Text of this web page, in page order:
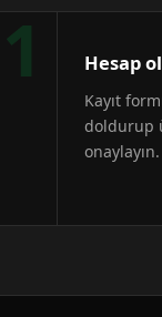
1 Hesap
Kayıt
doldurup
onaylayın.